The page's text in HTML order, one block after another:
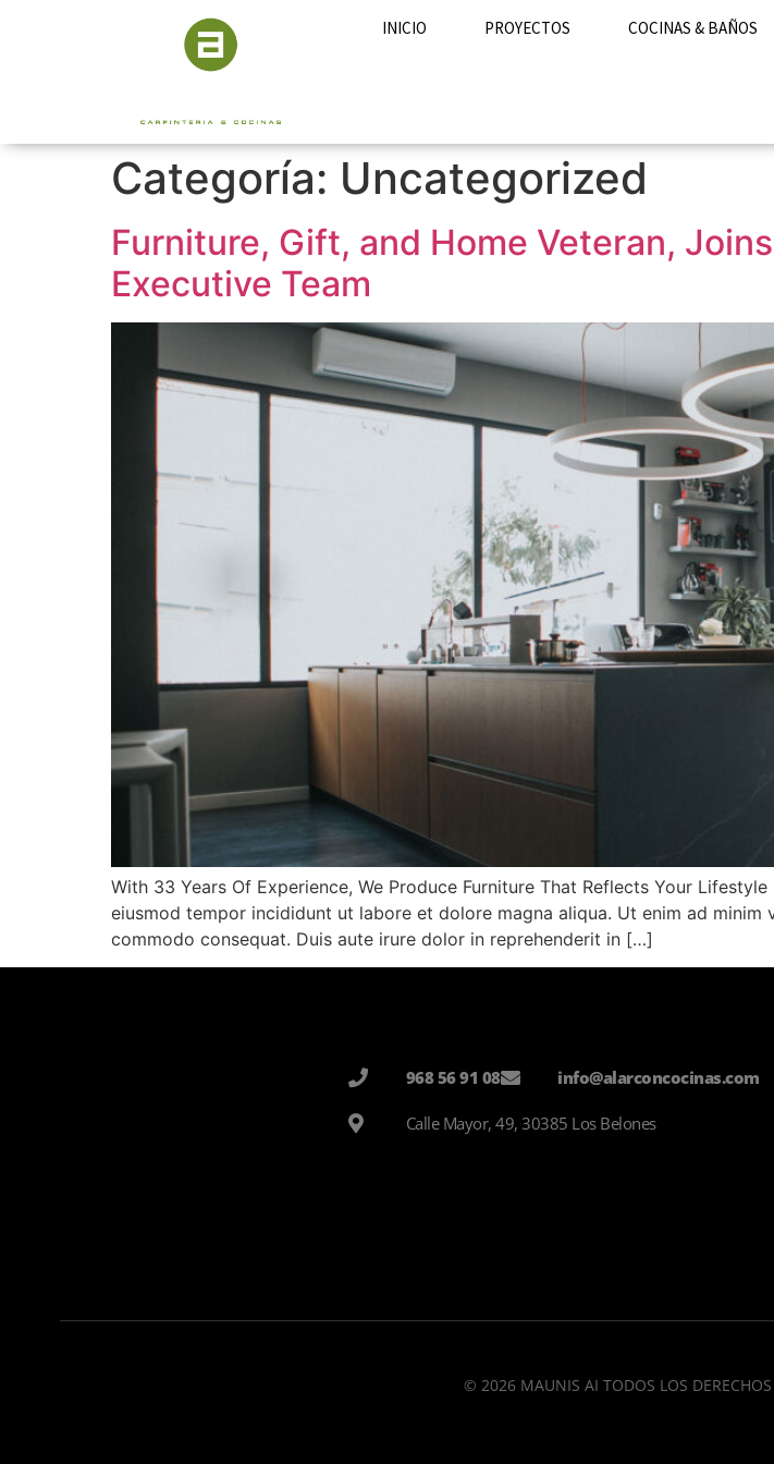
INICIO PROYECTOS COCINAS & BAÑOS
Categoría: Uncategorized
Furniture, Gift, and Home Veteran,
Executive Team
With 33 Years Of Experience, We Produce Furniture That Reflects Your
eiusmod tempor incididunt ut labore et dolore magna aliqua. Ut enim ad
commodo consequat. Duis aute irure dolor in reprehenderit in […]
968 56 91 08 info@alarconcocinas.com
Calle Mayor, 49, 30385 Los Belones
© 2026 MAUNIS AI TODOS LOS DERECHOS